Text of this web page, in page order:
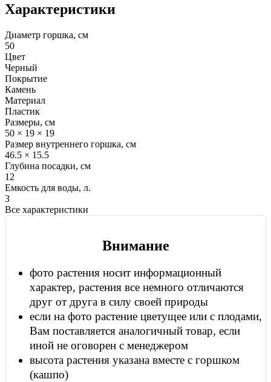
Характеристики
Диаметр горшка, см
50
Цвет
Черный
Покрытие
Камень
Материал
Пластик
Размеры, см
50 × 19 × 19
Размер внутреннего горшка, см
46.5 × 15.5
Глубина посадки, см
12
Емкость для воды, л.
3
Все характеристики
Внимание
фото растения носит информационный
характер, растения все немного отличаются
друг от друга в силу своей природы
если на фото растение цветущее или с плодами,
Вам поставляется аналогичный товар, если
иной не оговорен с менеджером
высота растения указана вместе с горшком
(кашпо)